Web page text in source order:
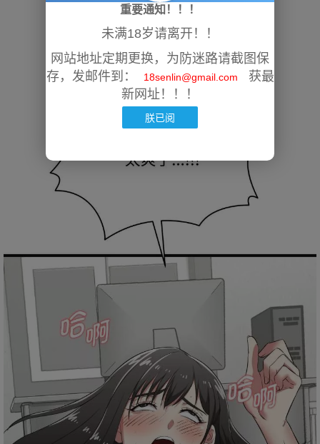
重要通知！！！
未满18岁请离开！！
网站地址定期更换，为防迷路请截图保
存，发邮件到：
18senlin@gmail.com
获最
新网址！！！
朕已阅